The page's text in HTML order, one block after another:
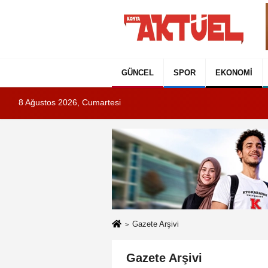
GÜNCEL SPOR EKONOMI
8 Ağustos 2026, Cumartesi
Gazete Arşivi
Gazete Arşivi